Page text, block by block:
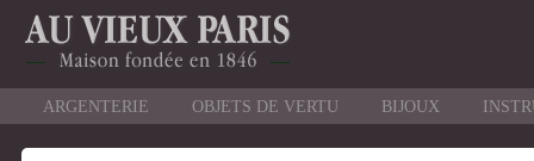
ARGENTERIE OBJETS DE VERTU BIJOUX